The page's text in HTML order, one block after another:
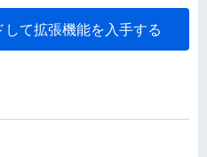
オ
ンて拡張機能を入手する